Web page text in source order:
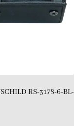
RS-3178-6-BL-